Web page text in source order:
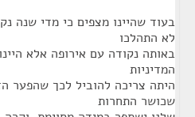
בעוד שהיינו מצפים כי מדי שנה
לא התהלכו
באותה נקודה עם אירופה אלא
המדיניות
היתה צריכה להוביל לכך שהפער
שכושר התחרות